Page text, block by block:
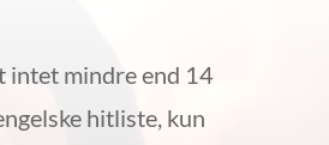
intet mindre end 14
hitliste, kun